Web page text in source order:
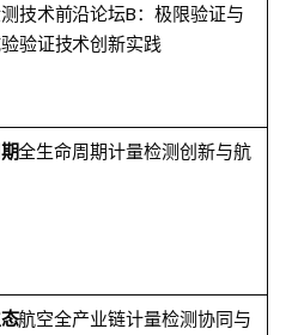
技术前沿论坛B：极限验证与
验证技术创新实践
全生命周期计量检测创新与航
航空全产业链计量检测协同与